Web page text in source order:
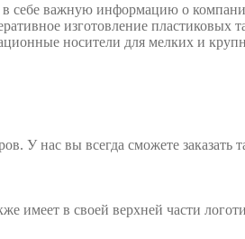
себе важную информацию о
изготовление пластиковых
носители для мелких и
У нас вы всегда сможете заказать
имеет в своей верхней части